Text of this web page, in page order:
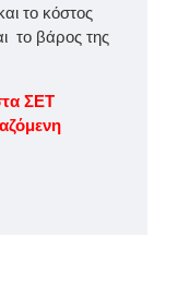
το κόστος
το βάρος της
ΣΕΤ